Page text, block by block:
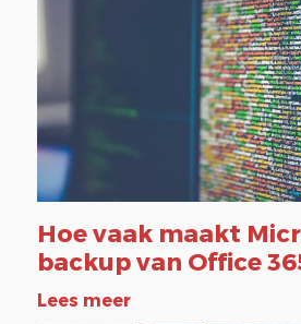
Hoe vaak maakt
backup van Office
Lees meer